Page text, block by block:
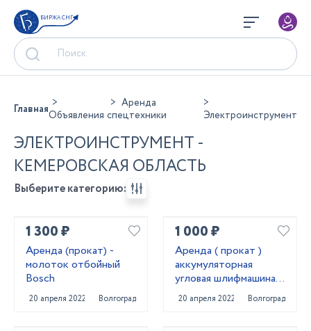
БИРЖА СНГ
ГлавнаяОбъявления
Аренда
спецтехники
Электроинструмент
ЭЛЕКТРОИНСТРУМЕНТ -
КЕМЕРОВСКАЯ ОБЛАСТЬ
Выберите категорию:
1 300 ₽
Аренда (прокат) -
молоток отбойный
Bosch
20 апреля 2022 Волгоград
1 000 ₽
Аренда ( прокат )
аккумуляторная
угловая шлифмашина
Bosch
20 апреля 2022 Волгоград